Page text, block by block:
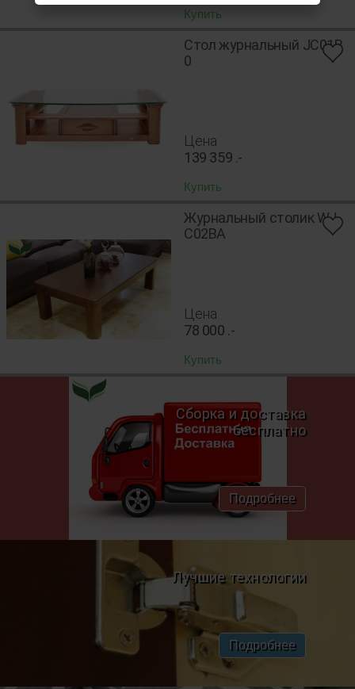
Купить
Стол журнальный JC01B
0
Цена
139 359 .-
Купить
Журнальный столик WJ
C02ВA
Цена
78 000 .-
Купить
Сборка и доставка
бесплатно
Подробнее
Лучшие технологии
Подробнее